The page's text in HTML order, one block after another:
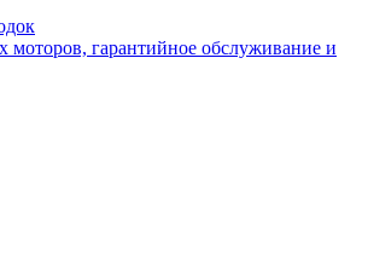
моторов, гарантийное обслуживание и